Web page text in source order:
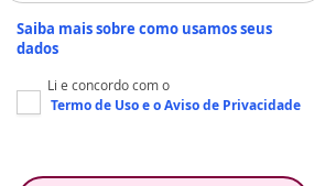
Saiba mais sobre como usamos seus
dados
Li e concordo com o
Termo de Usoe oAviso de Privacidade